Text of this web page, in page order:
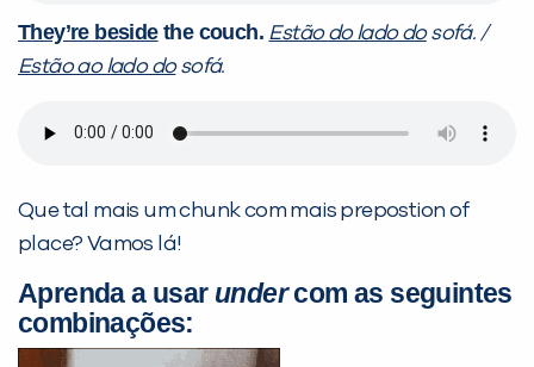
They’re besidethe couch. Estão do lado dosofá. /
Estão ao lado dosofá.
Que tal mais um chunk com mais prepostion of
place? Vamos lá!
Aprenda a usar under com as seguintes
combinações: